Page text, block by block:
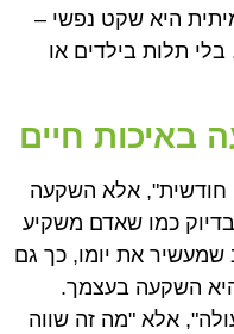
היא שקט נפשי –
תלות בילדים או
באיכות חיים
חודשית", אלא השקעה
כמו שאדם משקיע
שמעשיר את יומו, כך גם
היא השקעה בעצמך.
אלא "מה זה שווה